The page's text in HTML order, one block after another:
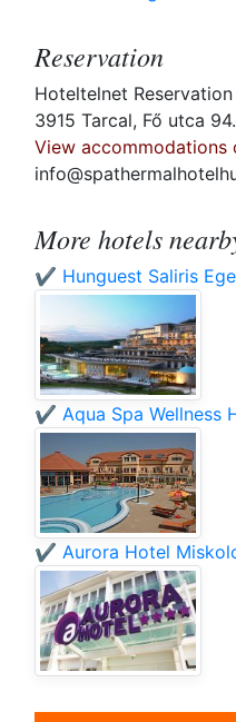
Reservation
Hoteltelnet
3915 Tarcal, Fő utca 94.
View accommodations
More hotels
✔️ Hunguest Saliris
✔️ Aqua Spa Wellness
✔️ Aurora Hotel